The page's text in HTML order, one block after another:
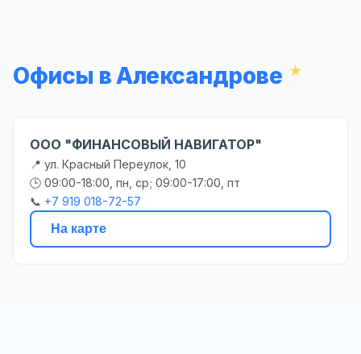
Офисы в Александрове
ООО "ФИНАНСОВЫЙ НАВИГАТОР"
📍 ул. Красный Переулок, 10
🕒 09:00-18:00, пн, ср; 09:00-17:00, пт
📞 +7 919 018-72-57
На карте